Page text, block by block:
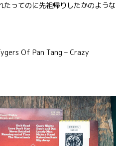
たってのに先祖帰りしたかのような
Tang – Crazy